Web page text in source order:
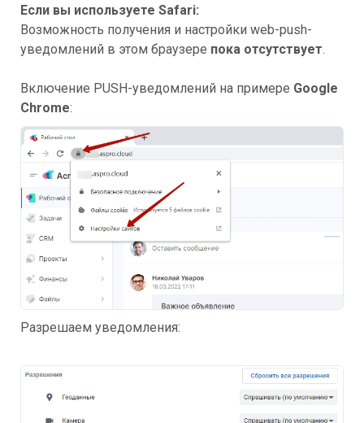
Если вы используете Safari:
Возможность получения и настройки web-push-
уведомлений в этом браузере пока отсутствует.
Включение PUSH-уведомлений на примере Google
Chrome:
Разрешаем уведомления: